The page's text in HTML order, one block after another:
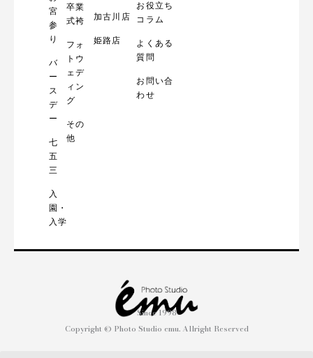
宮
参
り
バ
ー
ス
デ
ー
七
五
三
入
園・
入学
卒業
式袴
フォ
トウ
ェデ
ィン
グ
その
他
加古川店
姫路店
お役立ち
コラム
よくある
質問
お問い合
わせ
Since 1998
Copyright © Photo Studio emu. Allright Reserved